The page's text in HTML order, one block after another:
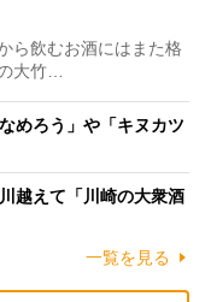
ら飲むお酒にはまた格
大竹…
めろう」や「キヌカツ
越えて「川崎の大衆酒
一覧を見る